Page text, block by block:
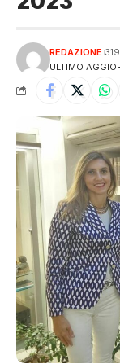
ULTIMO
REDAZIONE